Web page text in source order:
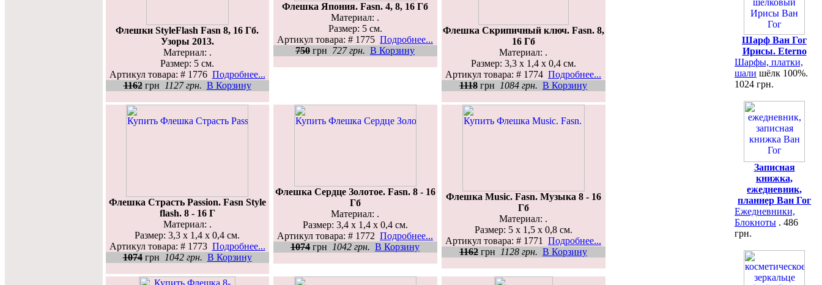
Флешки StyleFlash Fasn 8, 16 Гб.
Узоры 2013.
Материал: .
Размер: 5 см.
Артикул товара: # 1776 Подробнее...
1162грн 1127 грн. В Корзину
Флешка Япония. Fasn. 4, 8, 16 Гб
Материал: .
Размер: 5 см.
Артикул товара: # 1775 Подробнее...
750 грн 727 грн. В Корзину
Флешка Скрипичный ключ. Fasn. 8,
16 Гб
Материал: .
Размер: 3,3 х 1,4 х 0,4 см.
Артикул товара: # 1774 Подробнее...
1118 грн 1084 грн. В Корзину
Флешка Страсть Passion. Fasn Style
flash. 8 - 16 Г
Материал: .
Размер: 3,3 х 1,4 х 0,4 см.
Артикул товара: # 1773 Подробнее...
1074грн 1042 грн. В Корзину
Флешка Сердце Золотое. Fasn. 8 - 16
Гб
Материал: .
Размер: 3,4 х 1,4 х 0,4 см.
Артикул товара: # 1772 Подробнее...
1074 грн 1042 грн. В Корзину
Флешка Music. Fasn. Музыка 8 - 16
Гб
Материал: .
Размер: 5 х 1,5 х 0,8 см.
Артикул товара: # 1771 Подробнее...
1162 грн 1128 грн. В Корзину
Шарф Ван Гог
Ирисы. Eterno
Шарфы, платки,
шали шёлк 100%.
1024 грн.
Записная
книжка,
ежедневник,
планнер Ван Гог
Ежедневники,
Блокноты . 486
грн.